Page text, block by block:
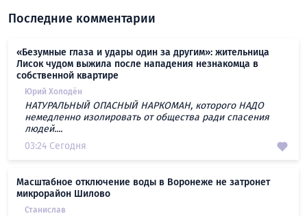
Последние комментарии
«Безумные глаза и удары один за другим»: жительница
Лисок чудом выжила после нападения незнакомца в
собственной квартире
Юрий Холодён
НАТУРАЛЬНЫЙ ОПАСНЫЙ НАРКОМАН, которого НАДО
немедленно изолировать от общества ради спасения
людей....
03:24 Сегодня
Масштабное отключение воды в Воронеже не затронет
микрорайон Шилово
Станислав